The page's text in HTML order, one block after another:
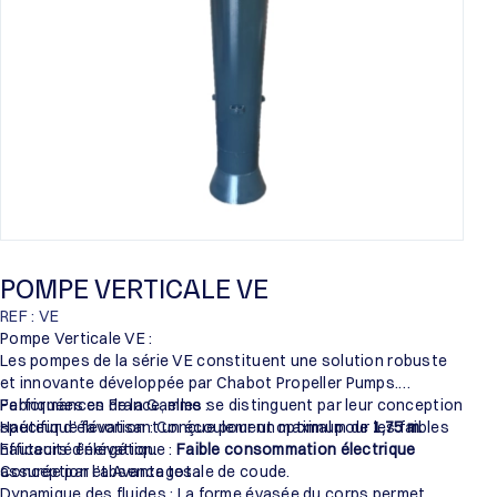
POMPE VERTICALE VE
REF : VE
Pompe Verticale VE :
Les pompes de la série VE constituent une solution robuste
et innovante développée par Chabot Propeller Pumps.
Fabriquées en France, elles se distinguent par leur conception
spécifique favorisant un écoulement optimal pour les faibles
hauteurs d’élévation.
Performances de la Gamme :
Hauteur d’élévation : Conçue pour un maximum de 1,75 m.
Efficacité énergétique : Faible consommation électrique
assurée par l’absence totale de coude.
Conception et Avantages :